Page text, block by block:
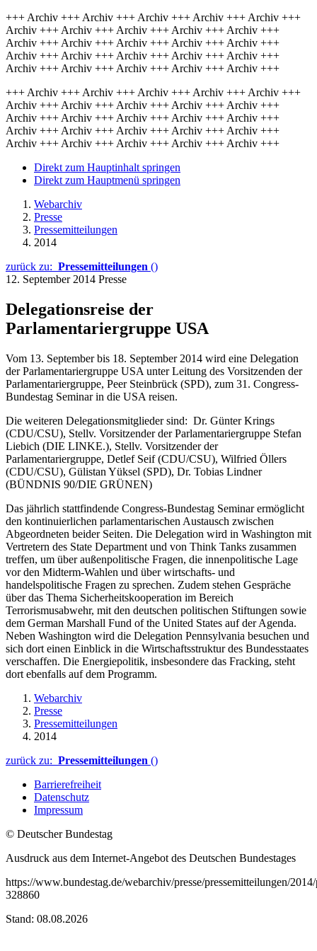
+++ Archiv +++ Archiv +++ Archiv +++ Archiv +++ Archiv +++
Archiv +++ Archiv +++ Archiv +++ Archiv +++ Archiv +++
Archiv +++ Archiv +++ Archiv +++ Archiv +++ Archiv +++
Archiv +++ Archiv +++ Archiv +++ Archiv +++ Archiv +++
Archiv +++ Archiv +++ Archiv +++ Archiv +++ Archiv +++
+++ Archiv +++ Archiv +++ Archiv +++ Archiv +++ Archiv +++
Archiv +++ Archiv +++ Archiv +++ Archiv +++ Archiv +++
Archiv +++ Archiv +++ Archiv +++ Archiv +++ Archiv +++
Archiv +++ Archiv +++ Archiv +++ Archiv +++ Archiv +++
Archiv +++ Archiv +++ Archiv +++ Archiv +++ Archiv +++
Direkt zum Hauptinhalt springen
Direkt zum Hauptmenü springen
Webarchiv
Presse
Pressemitteilungen
2014
zurück zu: Pressemitteilungen ()
12. September 2014 Presse
Delegationsreise der
Parlamentariergruppe USA
Vom 13. September bis 18. September 2014 wird eine Delegation
der Parlamentariergruppe USA unter Leitung des Vorsitzenden der
Parlamentariergruppe, Peer Steinbrück (SPD), zum 31. Congress-
Bundestag Seminar in die USA reisen.
Die weiteren Delegationsmitglieder sind: Dr. Günter Krings
(CDU/CSU), Stellv. Vorsitzender der Parlamentariergruppe Stefan
Liebich (DIE LINKE.), Stellv. Vorsitzender der
Parlamentariergruppe, Detlef Seif (CDU/CSU), Wilfried Öllers
(CDU/CSU), Gülistan Yüksel (SPD), Dr. Tobias Lindner
(BÜNDNIS 90/DIE GRÜNEN)
Das jährlich stattfindende Congress-Bundestag Seminar ermöglicht
den kontinuierlichen parlamentarischen Austausch zwischen
Abgeordneten beider Seiten. Die Delegation wird in Washington mit
Vertretern des State Department und von Think Tanks zusammen
treffen, um über außenpolitische Fragen, die innenpolitische Lage
vor den Midterm-Wahlen und über wirtschafts- und
handelspolitische Fragen zu sprechen. Zudem stehen Gespräche
über das Thema Sicherheitskooperation im Bereich
Terrorismusabwehr, mit den deutschen politischen Stiftungen sowie
dem German Marshall Fund of the United States auf der Agenda.
Neben Washington wird die Delegation Pennsylvania besuchen und
sich dort einen Einblick in die Wirtschaftsstruktur des Bundesstaates
verschaffen. Die Energiepolitik, insbesondere das Fracking, steht
dort ebenfalls auf dem Programm.
Webarchiv
Presse
Pressemitteilungen
2014
zurück zu: Pressemitteilungen ()
Barrierefreiheit
Datenschutz
Impressum
© Deutscher Bundestag
Ausdruck aus dem Internet-Angebot des Deutschen Bundestages
https://www.bundestag.de/webarchiv/presse/pressemitteilungen/
328860
Stand: 08.08.2026